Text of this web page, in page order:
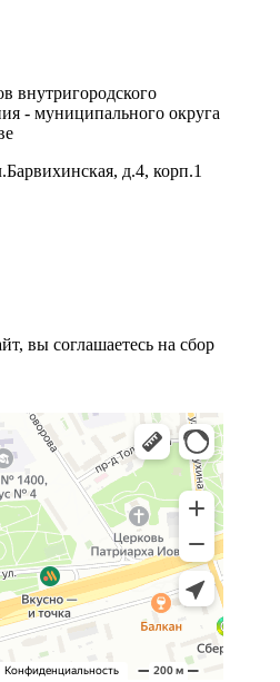
внутригородского
- муниципального округа
д.4, корп.1
вы соглашаетесь на сбор